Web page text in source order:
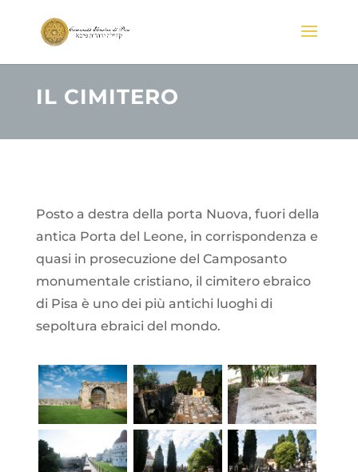
IL CIMITERO
Posto a destra della porta Nuova, fuori della
antica Porta del Leone, in corrispondenza e
quasi in prosecuzione del Camposanto
monumentale cristiano, il cimitero ebraico
di Pisa è uno dei più antichi luoghi di
sepoltura ebraici del mondo.